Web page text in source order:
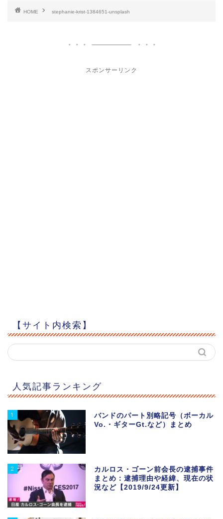
HOME stephanie-krist-1384651-unsplash
スポンサーリンク
【サイト内検索】
人気記事ランキング
1
バンドのパート別略記号（ボーカル
Vo.・ギターGt.など）まとめ
2
カルロス・ゴーン前会長の逮捕事件
まとめ：逮捕理由や経緯、現在の状
況など【2019/9/24更新】